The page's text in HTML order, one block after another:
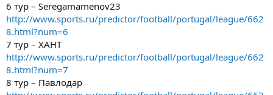
6 тур – Seregamamenov23
http://www.sports.ru/predictor/football/portugal/league/662
8.html?num=6
7 тур – ХАНТ
http://www.sports.ru/predictor/football/portugal/league/662
8.html?num=7
8 тур – Павлодар